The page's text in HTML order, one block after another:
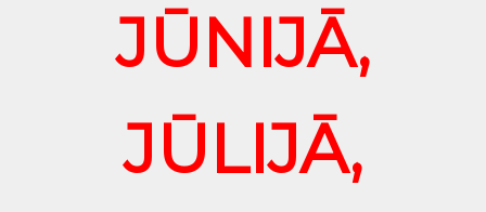
JŪNIJĀ,
JŪLIJĀ,